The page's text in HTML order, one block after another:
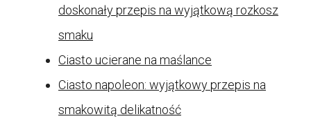
doskonały przepis na wyjątkową rozkosz
smaku
Ciasto ucierane na maślance
Ciasto napoleon: wyjątkowy przepis na
smakowitą delikatność